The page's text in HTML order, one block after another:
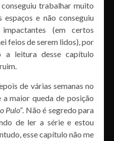
trabalhar muito
e não conseguiu
(em certos
feios de serem lidos), por
a leitura desse capítulo
de várias semanas no
maior queda de posição
Pulo”. Não é segredo para
de ler a série e estou
esse capítulo não me